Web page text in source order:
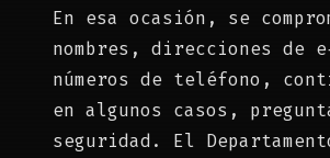
En esa ocasión, se
nombres, direcciones de
números de teléfono,
en algunos casos,
seguridad. El